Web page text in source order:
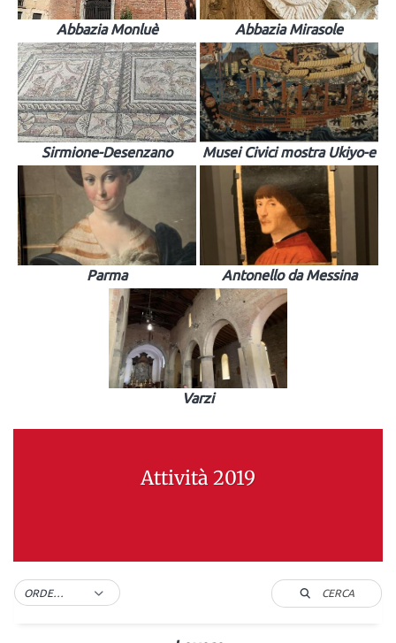
Abbazia Monluè Abbazia Mirasole
Sirmione-Desenzano Musei Civici mostra Ukiyo-e
Parma Antonello da Messina
Varzi
Attività 2019
ORDER BY DEFAULT CERCA